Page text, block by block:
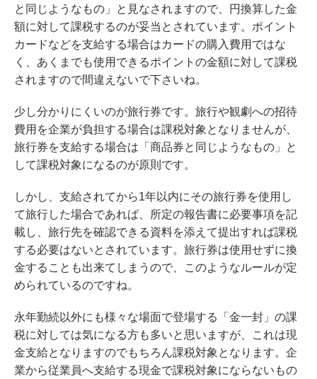
と同じようなもの」と見なされますので、円換算した金
額に対して課税するのが妥当とされています。ポイント
カードなどを支給する場合はカードの購入費用ではな
く、あくまでも使用できるポイントの金額に対して課税
されますので間違えないで下さいね。
少し分かりにくいのが旅行券です。旅行や観劇への招待
費用を企業が負担する場合は課税対象となりませんが、
旅行券を支給する場合は「商品券と同じようなもの」と
して課税対象になるのが原則です。
しかし、支給されてから1年以内にその旅行券を使用し
て旅行した場合であれば、所定の報告書に必要事項を記
載し、旅行先を確認できる資料を添えて提出すれば課税
する必要はないとされています。旅行券は使用せずに換
金することも出来てしまうので、このようなルールが定
められているのですね。
永年勤続以外にも様々な場面で登場する「金一封」の課
税に対しては気になる方も多いと思いますが、これは現
金支給となりますのでもちろん課税対象となります。企
業から従業員へ支給する現金で課税対象にならないもの